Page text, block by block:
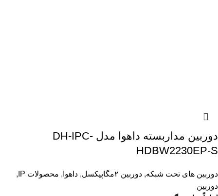
دوربین مداربسته داهوا مدل DH-IPC-
HDBW2230EP-S
دوربین های تحت شبکه, دوربین ۲مگاپیکسل , داهوا , محصولات IP
,
دوربین